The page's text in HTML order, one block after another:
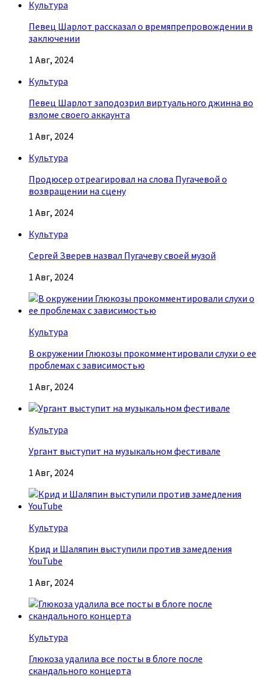
Культура
Певец Шарлот рассказал о времяпрепровождении в
заключении
1 Авг, 2024
Культура
Певец Шарлот заподозрил виртуального джинна во
взломе своего аккаунта
1 Авг, 2024
Культура
Продюсер отреагировал на слова Пугачевой о
возвращении на сцену
1 Авг, 2024
Культура
Сергей Зверев назвал Пугачеву своей музой
1 Авг, 2024
Культура
В окружении Глюкозы прокомментировали слухи о ее
проблемах с зависимостью
1 Авг, 2024
Культура
Ургант выступит на музыкальном фестивале
1 Авг, 2024
Культура
Крид и Шаляпин выступили против замедления
YouTube
1 Авг, 2024
Культура
Глюкоза удалила все посты в блоге после
скандального концерта